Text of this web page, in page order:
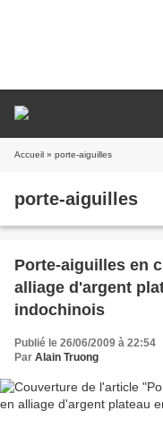
Accueil » porte-aiguilles
porte-aiguilles
Porte-aiguilles en
alliage d'argent
indochinois
Publié le 26/06/2009 à 22:54
Par Alain Truong